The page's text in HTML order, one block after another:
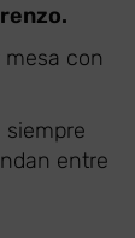
con
siempre
entre